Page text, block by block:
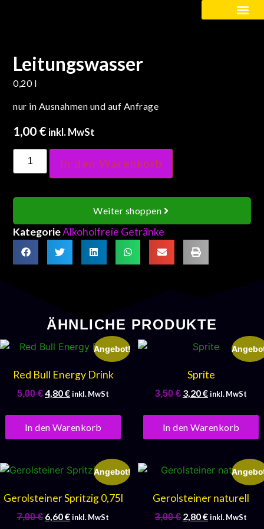
Leitungswasser
0,20 l
nur in Ausnahmen und auf Anfrage
1,00 € inkl. MwSt
In den Warenkorb
Weiter shoppen
KategorieAlkoholfreie Getränke
ÄHNLICHE PRODUKTE
Angebot!
Red Bull Energy Drink
5,00€4,80€inkl. MwSt
In den Warenkorb
Sprite
3,50€ 3,20€inkl. MwSt
In den Warenkorb
Angebot!
Gerolsteiner Spritzig 0,75l
7,00€ 6,60€inkl. MwSt
Gerolsteiner naturell
3,00€ 2,80€inkl. MwSt